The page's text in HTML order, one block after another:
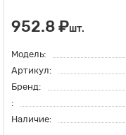
952.8 ₽шт.
Модель:
Артикул:
Бренд:
:
Наличие: